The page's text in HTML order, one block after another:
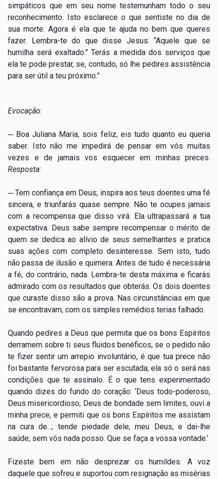
simpáticos que em seu nome testemunham todo o seu
reconhecimento. Isto esclarece o que sentiste no dia de
sua morte. Agora é ela que te ajuda no bem que queres
fazer. Lembra-te do que disse Jesus: “Aquele que se
humilha será exaltado.” Terás a medida dos serviços que
ela te pode prestar, se, contudo, só lhe pedires assistência
para ser útil a teu próximo.”
Evocação:
─ Boa Juliana Maria, sois feliz, eis tudo quanto eu queria
saber. Isto não me impedirá de pensar em vós muitas
vezes e de jamais vos esquecer em minhas preces.
Resposta:
─ Tem confiança em Deus; inspira aos teus doentes uma fé
sincera, e triunfarás quase sempre. Não te ocupes jamais
com a recompensa que disso virá. Ela ultrapassará a tua
expectativa. Deus sabe sempre recompensar o mérito de
quem se dedica ao alívio de seus semelhantes e pratica
suas ações com completo desinteresse. Sem isto, tudo
não passa de ilusão e quimera. Antes de tudo é necessária
a fé; do contrário, nada. Lembra-te desta máxima e ficarás
admirado com os resultados que obterás. Os dois doentes
que curaste disso são a prova. Nas circunstâncias em que
se encontravam, com os simples remédios terias falhado.
Quando pedires a Deus que permita que os bons Espíritos
derramem sobre ti seus fluidos benéficos, se o pedido não
te fizer sentir um arrepio involuntário, é que tua prece não
foi bastante fervorosa para ser escutada; ela só o será nas
condições que te assinalo. É o que tens experimentado
quando dizes do fundo do coração: ‘Deus todo-poderoso,
Deus misericordioso, Deus de bondade sem limites, ouvi a
minha prece, e permiti que os bons Espíritos me assistam
na cura de...; tende piedade dele, meu Deus, e dai-lhe
saúde; sem vós nada posso. Que se faça a vossa vontade.’
Fizeste bem em não desprezar os humildes. A voz
daquele que sofreu e suportou com resignação as misérias